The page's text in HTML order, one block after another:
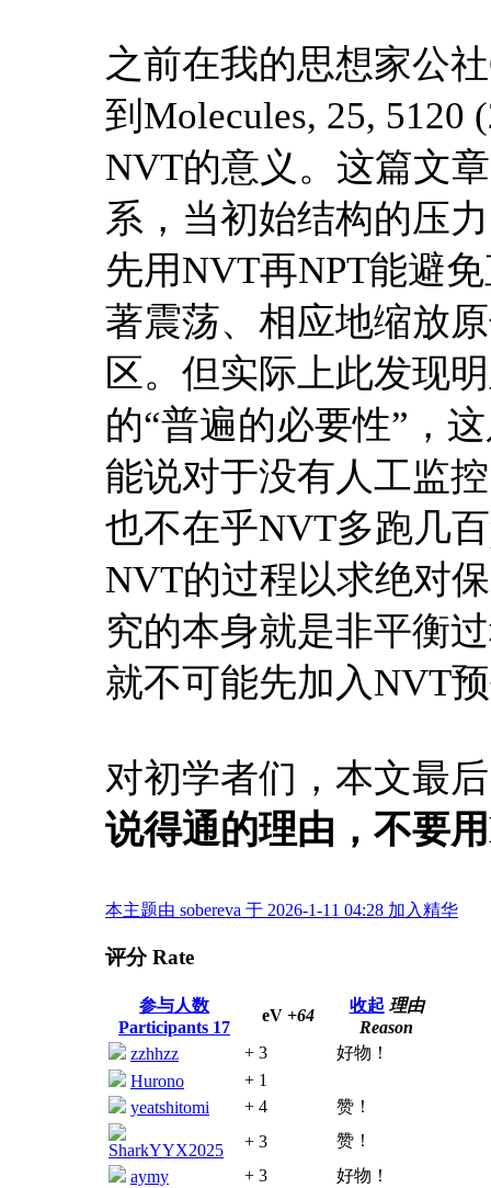
之前在我的思想家公
到Molecules, 25, 5120
NVT的意义。这篇文
系，当初始结构的压
先用NVT再NPT能避
著震荡、相应地缩放
区。但实际上此发现
的“普遍的必要性”，
能说对于没有人工监
也不在乎NVT多跑几
NVT的过程以求绝对
究的本身就是非平衡
就不可能先加入NVT
对初学者们，本文最
说得通的理由，不要
本主题由 sobereva 于 2026-1-11 04:28 加入精华
评分 Rate
参与人数
Participants 17
eV +64
收起 理由
Reason
zzhhzz
+ 3
好物！
Hurono
+ 1
yeatshitomi
+ 4 赞！
SharkYYX2025 + 3
赞！
aymy
+ 3
好物！